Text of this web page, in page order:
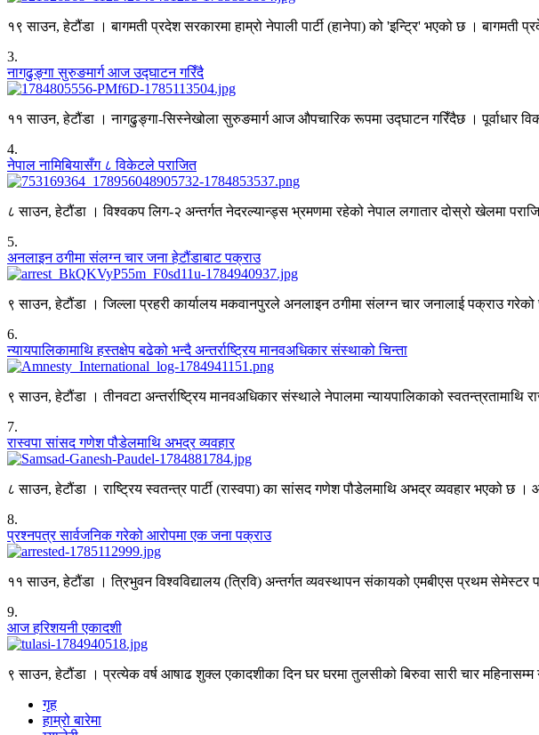
१९ साउन, हेटौंडा । बागमती प्रदेश सरकारमा हाम्रो नेपाली पार्टी (हानेपा) को 'इन्ट्रि' भएको छ । बागमती
3.
नागढुङ्गा सुरुङमार्ग आज उद्घाटन गरिँदै
११ साउन, हेटौंडा । नागढुङ्गा-सिस्नेखोला सुरुङमार्ग आज औपचारिक रूपमा उद्घाटन गरिँदैछ । पूर्वाधार
4.
नेपाल नामिबियासँग ८ विकेटले पराजित
८ साउन, हेटौंडा । विश्वकप लिग-२ अन्तर्गत नेदरल्यान्ड्स भ्रमणमा रहेको नेपाल लगातार दोस्रो खेलमा
5.
अनलाइन ठगीमा संलग्न चार जना हेटौंडाबाट पक्राउ
९ साउन, हेटौंडा । जिल्ला प्रहरी कार्यालय मकवानपुरले अनलाइन ठगीमा संलग्न चार जनालाई पक्राउ
6.
न्यायपालिकामाथि हस्तक्षेप बढेको भन्दै अन्तर्राष्ट्रिय मानवअधिकार संस्थाको चिन्ता
९ साउन, हेटौंडा । तीनवटा अन्तर्राष्ट्रिय मानवअधिकार संस्थाले नेपालमा न्यायपालिकाको स्वतन्त्रतामाथि
7.
रास्वपा सांसद गणेश पौडेलमाथि अभद्र व्यवहार
८ साउन, हेटौंडा । राष्ट्रिय स्वतन्त्र पार्टी (रास्वपा) का सांसद गणेश पौडेलमाथि अभद्र व्यवहार भएको छ ।
8.
प्रश्नपत्र सार्वजनिक गरेको आरोपमा एक जना पक्राउ
११ साउन, हेटौंडा । त्रिभुवन विश्वविद्यालय (त्रिवि) अन्तर्गत व्यवस्थापन संकायको एमबीएस प्रथम सेमेस्टर
9.
आज हरिशयनी एकादशी
९ साउन, हेटौंडा । प्रत्येक वर्ष आषाढ शुक्ल एकादशीका दिन घर घरमा तुलसीको बिरुवा सारी चार महिनासम्म
गृह
हाम्रो बारेमा